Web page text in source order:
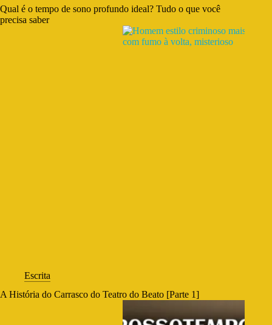
Qual é o tempo de sono profundo ideal? Tudo o que você
precisa saber
Escrita
A História do Carrasco do Teatro do Beato [Parte 1]